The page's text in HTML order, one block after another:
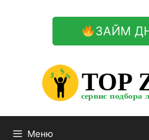
ЗАЙМ
TOP
сервис подбора
$
$
$
Меню